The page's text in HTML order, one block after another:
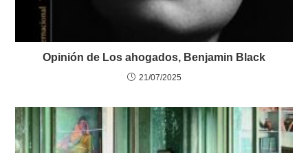
Opinión de Los ahogados, Benjamin Black
21/07/2025